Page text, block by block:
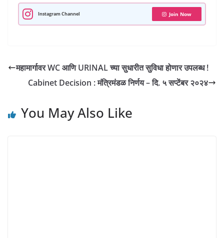
p k m
t
Instagram Channel Join Now
महामार्गावर WC आणि URINAL च्या सुधारीत सुविधा होणार उपलब्ध !
Cabinet Decision : मंत्रिमंडळ निर्णय – दि. ५ सप्टेंबर २०२४
You May Also Like